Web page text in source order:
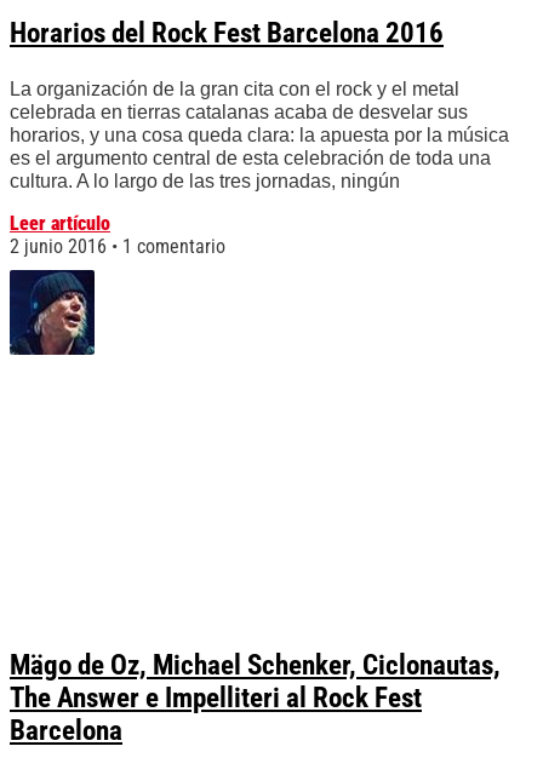
Horarios del Rock Fest Barcelona 2016
La organización de la gran cita con el rock y el metal
celebrada en tierras catalanas acaba de desvelar sus
horarios, y una cosa queda clara: la apuesta por la música
es el argumento central de esta celebración de toda una
cultura. A lo largo de las tres jornadas, ningún
Leer artículo
2 junio 2016
1 comentario
Mägo de Oz, Michael Schenker, Ciclonautas,
The Answer e Impelliteri al Rock Fest
Barcelona